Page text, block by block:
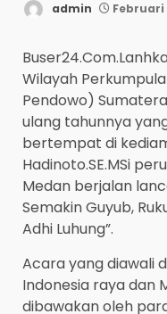
admin Februari
Wilayah
Pendowo)
ulang tahunnya
bertempat di
Hadinoto.SE.MSi
Medan berjalan
Semakin Guyub,
Adhi Luhung”.
Acara yang diawali
Indonesia raya dan
dibawakan oleh